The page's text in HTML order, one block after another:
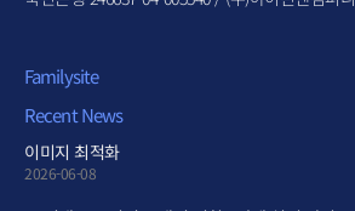
Familysite
Recent News
이미지 최적화
2026-06-08